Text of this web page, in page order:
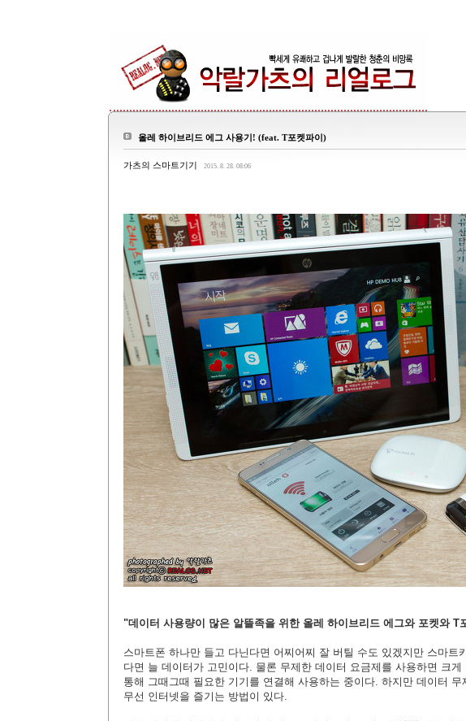
올레 하이브리드 에그 사용기! (feat. T포켓파이)
가츠의 스마트기기 2015. 8. 28. 08:06
"데이터 사용량이 많은 알뜰족을 위한 올레 하이브리드 에그와 포켓와 T
스마트폰 하나만 들고 다닌다면 어찌어찌 잘 버틸 수도 있겠지만 스마
다면 늘 데이터가 고민이다. 물론 무제한 데이터 요금제를 사용하면 크
통해 그때그때 필요한 기기를 연결해 사용하는 중이다. 하지만 데이터 무
무선 인터넷을 즐기는 방법이 있다.